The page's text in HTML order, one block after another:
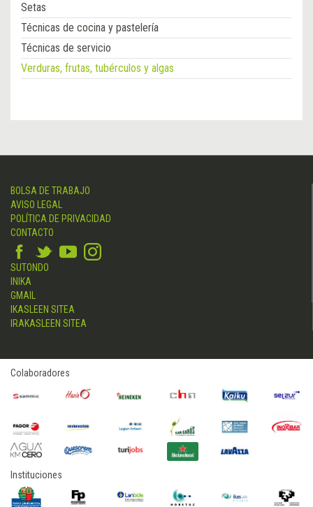
Setas
Técnicas de cocina y pastelería
Técnicas de servicio
Verduras, frutas, tubérculos y algas
BOLSA DE TRABAJO
AVISO LEGAL
POLÍTICA DE PRIVACIDAD
CONTACTO
SUTONDO
INIKA
GMAIL
IKASLEEN SITEA
IRAKASLEEN SITEA
Colaboradores
Instituciones